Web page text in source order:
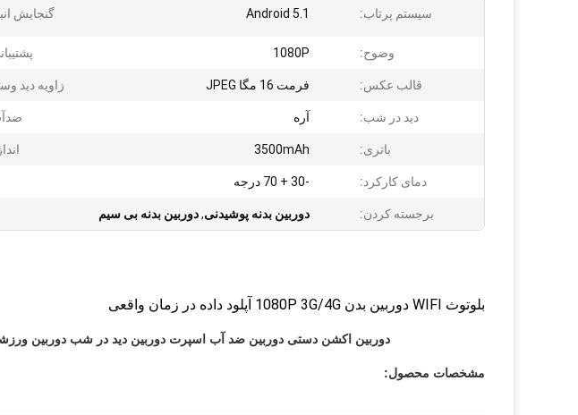
سیستم پرتاب: Android 5.1 گنجایش
وضوح: 1080P
قالب عکس: فرمت 16 مگا JPEG زاویه دید
دید در شب: آره
باتری: 3500mAh
دمای کارکرد: -30 + 70 درجه
برجسته کردن: دوربین بدنه پوشیدنی,دوربین بدنه بی سیم
بلوتوث WIFI دوربین بدن 1080P 3G/4G آپلود داده در زمان واقعی
مشخصات محصول: